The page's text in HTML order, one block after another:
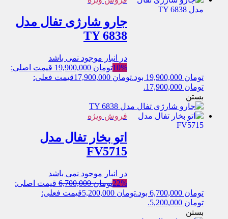
جارو شارژی تفال مدل
TY 6838
در انبار موجود نمی باشد
10%تومان19,900,000
قیمت اصلی:
تومان 19,900,000 بود.
تومان
قیمت فعلی:
تومان 17,900,000.
بستن
فروش ویژه
اتو بخار تفال مدل
FV5715
در انبار موجود نمی باشد
22%تومان6,700,000
قیمت اصلی:
تومان 6,700,000 بود.
تومان
قیمت فعلی:
تومان 5,200,000.
بستن